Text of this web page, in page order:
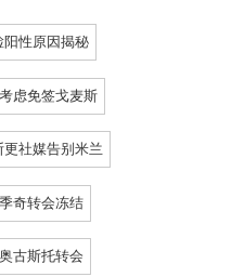
阳性原因揭秘
虑免签戈麦斯
更社媒告别米兰
奇转会冻结
古斯托转会